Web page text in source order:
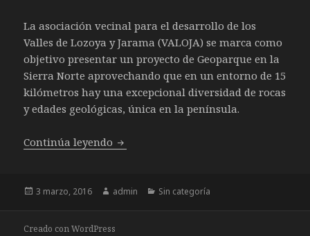
La asociación vecinal para el desarrollo de los
Valles de Lozoya y Jarama (VALOJA) se marca como
objetivo presentar un proyecto de Geoparque en la
Sierra Norte aprovechando que en un entorno de 15
kilómetros hay una excepcional diversidad de rocas
y edades geológicas, única en la península.
Continúa leyendo Proyecto de Geoparque en la Sierra
Publicado
3 marzo, 2016 Autor
admin Categorías
Sin categoría
Creado con WordPress